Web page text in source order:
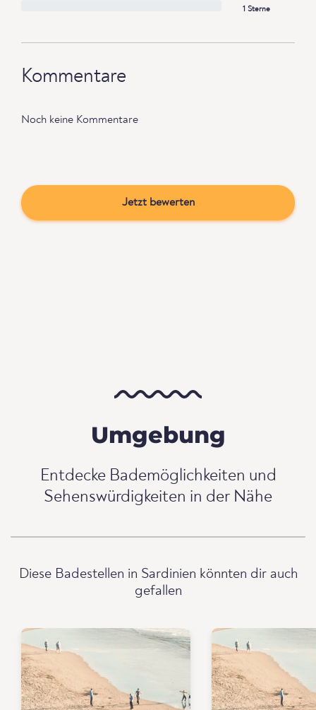
1 Sterne
Kommentare
Noch keine Kommentare
Jetzt bewerten
Umgebung
Entdecke Bademöglichkeiten und
Sehenswürdigkeiten in der Nähe
Diese Badestellen in Sardinien könnten dir auch
gefallen